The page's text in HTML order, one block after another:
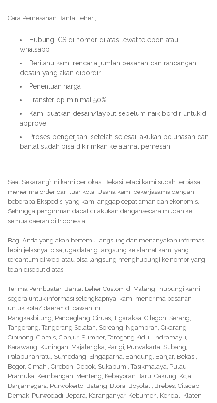
Cara Pemesanan Bantal leher ;
Hubungi CS di nomor di atas lewat telepon atau
whatsapp
Beritahu kami rencana jumlah pesanan dan rancangan
desain yang akan dibordir
Penentuan harga
Transfer dp minimal 50%
Kami buatkan desain/layout sebelum naik bordir untuk di
approve
Proses pengerjaan, setelah selesai lakukan pelunasan dan
bantal sudah bisa dikirimkan ke alamat pemesan
Saat|Sekarang} ini kami berlokasi Bekasi tetapi kami sudah terbiasa
menerima order dari luar kota. Usaha kami bekerjasama dengan
beberapa Ekspedisi yang kami anggap cepat,aman dan ekonomis.
Sehingga pengiriman dapat dilakukan dengansecara mudah ke
semua daerah di Indonesia.
Bagi Anda yang akan bertemu langsung dan menanyakan informasi
lebih jelasnya, bisa juga datang langsung ke alamat kami yang
tercantum di web. atau bisa langsung menghubungi ke nomor yang
telah disebut diatas.
Terima Pembuatan Bantal Leher Custom di Malang , hubungi kami
segera untuk informasi selengkapnya. kami menerima pesanan
untuk kota/ daerah di bawah ini
Rangkasbitung, Pandeglang, Ciruas, Tigaraksa, Cilegon, Serang,
Tangerang, Tangerang Selatan, Soreang, Ngamprah, Cikarang,
Cibinong, Ciamis, Cianjur, Sumber, Tarogong Kidul, Indramayu,
Karawang, Kuningan, Majalengka, Parigi, Purwakarta, Subang,
Palabuhanratu, Sumedang, Singaparna, Bandung, Banjar, Bekasi,
Bogor, Cimahi, Cirebon, Depok, Sukabumi, Tasikmalaya, Pulau
Pramuka, Kembangan, Menteng, Kebayoran Baru, Cakung, Koja,
Banjarnegara, Purwokerto, Batang, Blora, Boyolali, Brebes, Cilacap,
Demak, Purwodadi, Jepara, Karanganyar, Kebumen, Kendal, Klaten,